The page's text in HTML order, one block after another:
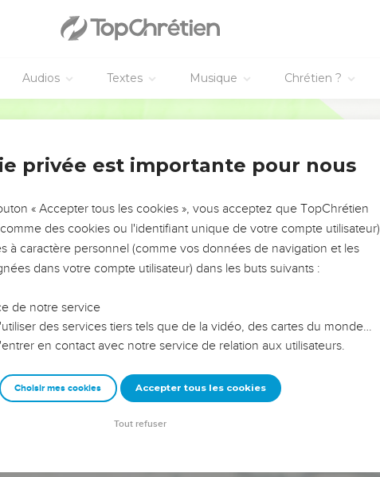
Audios Textes Musique Chrétien ?
DE L’ANNÉE !
VOTRES ?
impact, leur foi ou leur vision. Mais on voit
ont traversés, alors même que ce sont
reviennent sur les erreurs
plus de sagesse afin que leurs erreurs
une équipe, un groupe ou une famille,
privée est importante pour nous
« Accepter tous les cookies », vous acceptez que TopChrétien
des cookies ou l'identifiant unique de votre compte utilisateur)
à caractère personnel (comme vos données de navigation et les
dans votre compte utilisateur) dans les buts suivants :
de notre service
des services tiers tels que de la vidéo, des cartes du monde…
en contact avec notre service de relation aux utilisateurs.
Choisir mes cookies Accepter tous les cookies
Tout refuser